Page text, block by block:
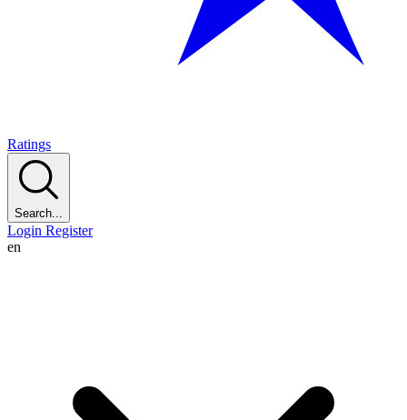
Ratings
Search...
Login Register
en